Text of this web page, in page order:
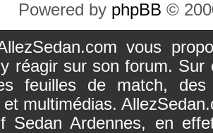
Powered by phpBB ©
vous
réagir sur son forum.
feuilles de match, des
multimédias.
Sedan Ardennes, en